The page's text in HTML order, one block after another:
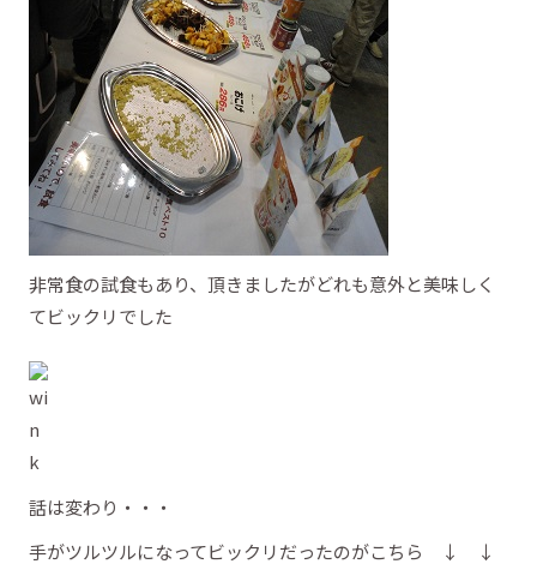
非常食の試食もあり、頂きましたがどれも意外と美味しく
てビックリでした
話は変わり・・・
手がツルツルになってビックリだったのがこちら ↓ ↓